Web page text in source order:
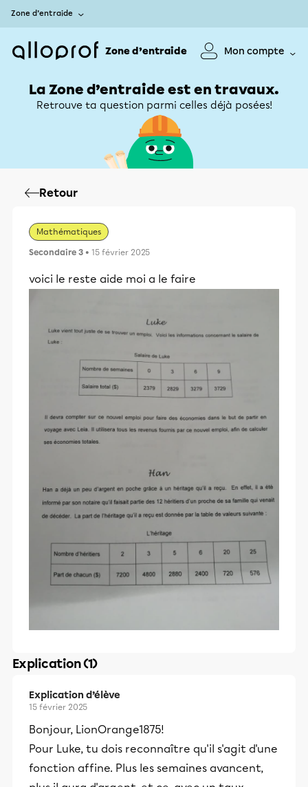
Zone d’entraide
Zone d’entraide Mon compte
La Zone d’entraide est en travaux.
Retrouve ta question parmi celles déjà posées!
Retour
Mathématiques
Secondaire 3 • 15 février 2025
voici le reste aide moi a le faire
Explication (1)
Explication d’élève
15 février 2025
Bonjour, LionOrange1875!
Pour Luke, tu dois reconnaître qu'il s'agit d'une
fonction affine. Plus les semaines avancent,